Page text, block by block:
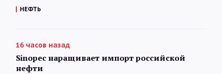
НЕФТЬ
16 часов назад
Sinopec наращивает импорт российской
нефти